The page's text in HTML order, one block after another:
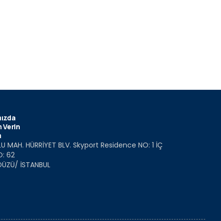
Verin
MAH. HÜRRİYET BLV. Skyport Residence NO: 1 İÇ
62
İSTANBUL